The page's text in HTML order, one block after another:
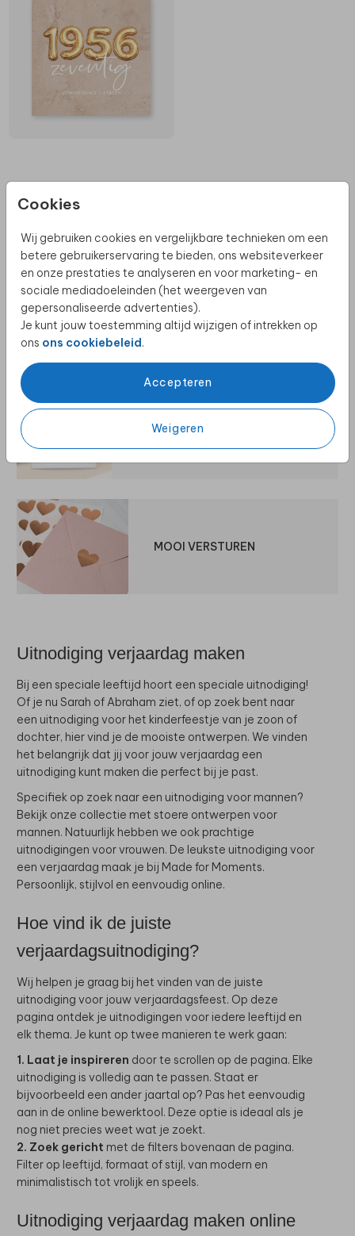
Cookies
Wij gebruiken cookies en vergelijkbare technieken om een
betere gebruikerservaring te bieden, ons websiteverkeer
en onze prestaties te analyseren en voor marketing- en
sociale mediadoeleinden (het weergeven van
gepersonaliseerde advertenties).
Je kunt jouw toestemming altijd wijzigen of intrekken op
ons ons cookiebeleid.
Accepteren
Weigeren
Ontdek meer
UITNODIGINGEN OVERZICHT
ZELF MAKEN
MOOI VERSTUREN
Uitnodiging verjaardag maken
Bij een speciale leeftijd hoort een speciale uitnodiging!
Of je nu Sarah of Abraham ziet, of op zoek bent naar
een uitnodiging voor het kinderfeestje van je zoon of
dochter, hier vind je de mooiste ontwerpen. We vinden
het belangrijk dat jij voor jouw verjaardag een
uitnodiging kunt maken die perfect bij je past.
Specifiek op zoek naar een uitnodiging voor mannen?
Bekijk onze collectie met stoere ontwerpen voor
mannen. Natuurlijk hebben we ook prachtige
uitnodigingen voor vrouwen. De leukste uitnodiging voor
een verjaardag maak je bij Made for Moments.
Persoonlijk, stijlvol en eenvoudig online.
Hoe vind ik de juiste
verjaardagsuitnodiging?
Wij helpen je graag bij het vinden van de juiste
uitnodiging voor jouw verjaardagsfeest. Op deze
pagina ontdek je uitnodigingen voor iedere leeftijd en
elk thema. Je kunt op twee manieren te werk gaan:
1. Laat je inspireren door te scrollen op de pagina. Elke
uitnodiging is volledig aan te passen. Staat er
bijvoorbeeld een ander jaartal op? Pas het eenvoudig
aan in de online bewerktool. Deze optie is ideaal als je
nog niet precies weet wat je zoekt.
2. Zoek gericht met de filters bovenaan de pagina.
Filter op leeftijd, formaat of stijl, van modern en
minimalistisch tot vrolijk en speels.
Uitnodiging verjaardag maken online